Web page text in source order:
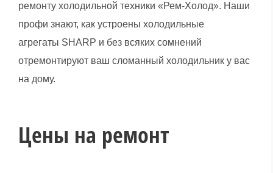
ремонту холодильной техники «Рем-Холод». Наши
профи знают, как устроены холодильные
агрегаты SHARP и без всяких сомнений
отремонтируют ваш сломанный холодильник у вас
на дому.
Цены на ремонт